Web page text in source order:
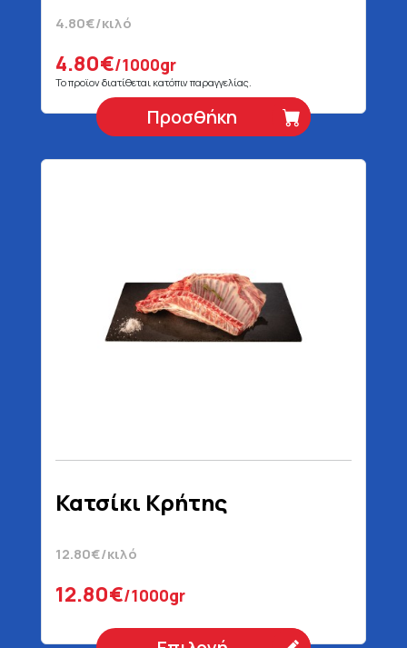
4.80€/κιλό
4.80€/1000gr
Το προϊον διατίθεται κατόπιν παραγγελίας.
Προσθήκη
Κατσίκι Κρήτης
12.80€/κιλό
12.80€/1000gr